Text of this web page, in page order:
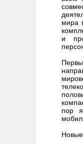
мира
и
пор